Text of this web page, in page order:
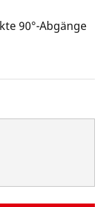
90°-Abgänge